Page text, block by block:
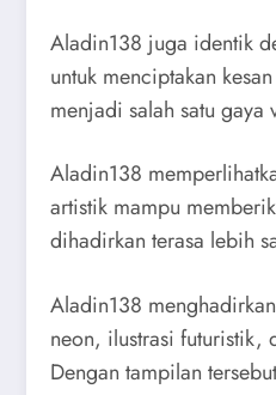
Aladin138 juga identik
untuk menciptakan
menjadi salah satu
Aladin138
artistik mampu
dihadirkan terasa lebih
Aladin138
neon, ilustrasi futuristik,
Dengan tampilan